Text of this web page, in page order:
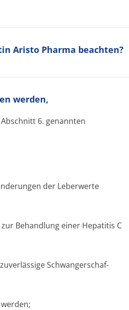
Aristo Pharma beachten?
werden,
6. genannten
der Leberwerte
Behandlung einer Hepatitis C
Schwangerschaf­